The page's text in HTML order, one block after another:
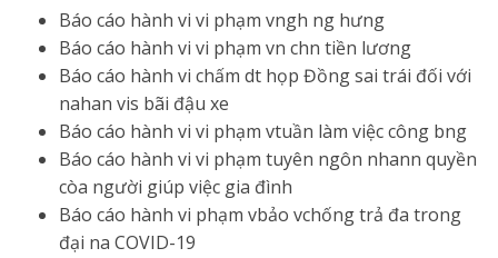
Báo cáo hành vi vi phạm vngh ng hưng
Báo cáo hành vi vi phạm vn chn tiền lương
Báo cáo hành vi chấm dt họp Đồng sai trái đối với
nahan vis bãi đậu xe
Báo cáo hành vi vi phạm vtuần làm việc công bng
Báo cáo hành vi vi phạm tuyên ngôn nhann quyền
còa người giúp việc gia đình
Báo cáo hành vi phạm vbảo vchống trả đa trong
đại na COVID-19